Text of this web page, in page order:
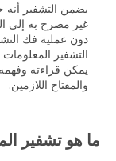
يضمن التشفير
غير مصرح به إلى
دون عملية فك
التشفير
يمكن قراءته
والمفتاح اللازمين.
ما هو تشفير